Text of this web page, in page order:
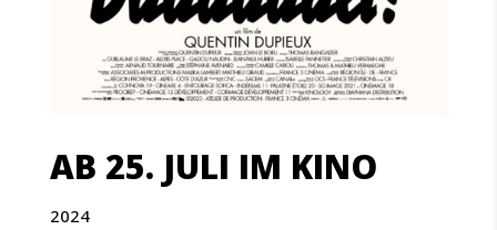
AB 25. JULI IM KINO
2024